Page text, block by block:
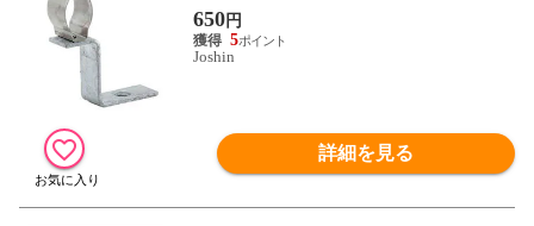
650円
5
Joshin
詳細を見る